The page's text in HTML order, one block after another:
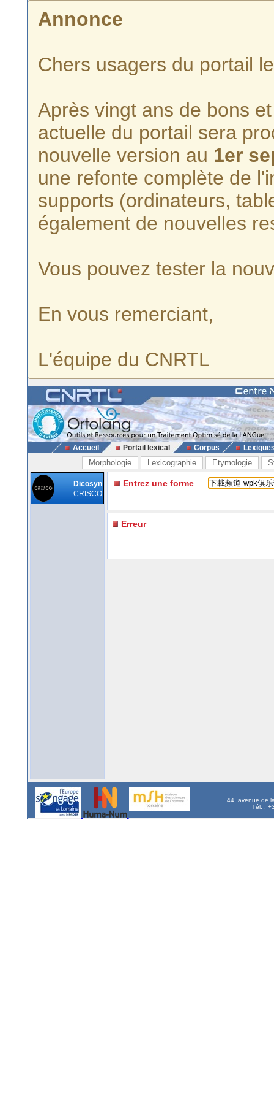
Annonce
Chers usagers du portail
Après vingt ans de bons
actuelle du portail sera
nouvelle version au 1er
une refonte complète de
supports (ordinateurs,
également de nouvelles
Vous pouvez tester la
En vous remerciant,
L'équipe du CNRTL
Accueil Portail lexical Corpus
Morphologie Lexicographie Etymologie
Dicosyn
CRISCO
Entrez une forme
Erreur
44, avenue de
Tél. :